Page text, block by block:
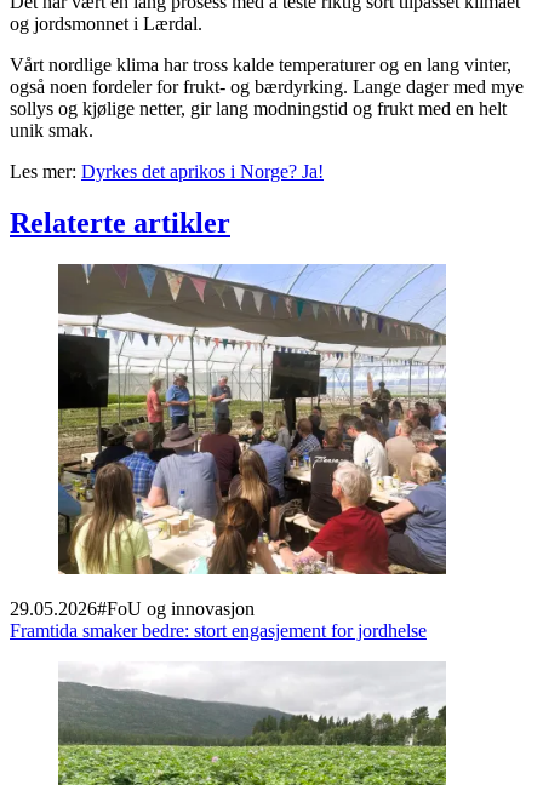
og jordsmonnet i Lærdal.
Vårt nordlige klima har tross kalde temperaturer og en lang vinter,
også noen fordeler for frukt- og bærdyrking. Lange dager med mye
sollys og kjølige netter, gir lang modningstid og frukt med en helt
unik smak.
Les mer: Dyrkes det aprikos i Norge? Ja!
Relaterte artikler
29.05.2026#FoU og innovasjon
Framtida smaker bedre: stort engasjement for jordhelse